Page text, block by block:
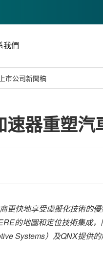
我們
投資并購
能源化工與環保
馬來西亞
上市公司新聞稿
器重塑
更快地享受虛擬化技術的
的地圖和定位技術集成
Systems）及QNX提供